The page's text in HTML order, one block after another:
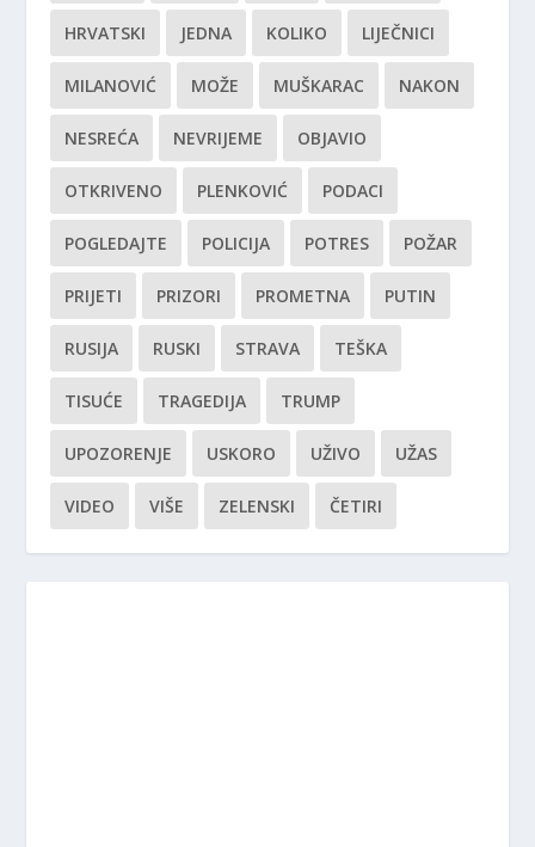
HRVATSKI JEDNA KOLIKO LIJEČNICI
MILANOVIĆ MOŽE MUŠKARAC NAKON
NESREĆA NEVRIJEME OBJAVIO
OTKRIVENO PLENKOVIĆ PODACI
POGLEDAJTE POLICIJA POTRES POŽAR
PRIJETI PRIZORI PROMETNA PUTIN
RUSIJA RUSKI STRAVA TEŠKA
TISUĆE TRAGEDIJA TRUMP
UPOZORENJE USKORO UŽIVO UŽAS
VIDEO VIŠE ZELENSKI ČETIRI